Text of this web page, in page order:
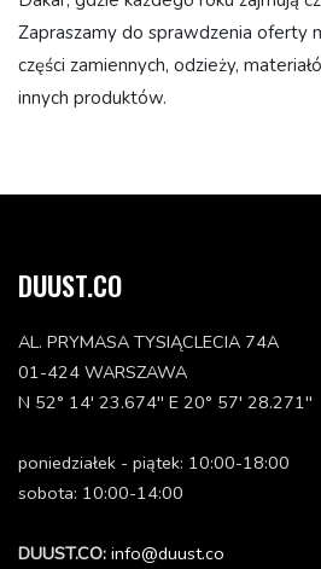
Zapraszamy do sprawdzenia oferty
części zamiennych, odzieży,
innych produktów.
DUUST.CO
AL. PRYMASA TYSIĄCLECIA 74A
01-424 WARSZAWA
N 52° 14' 23.674'' E 20° 57' 28.271''
poniedziałek - piątek: 10:00-18:00
sobota: 10:00-14:00
DUUST.CO: info@duust.co